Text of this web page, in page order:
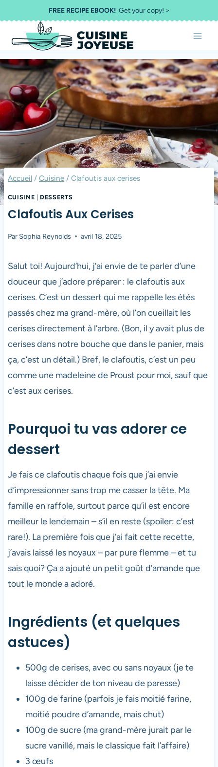
au
contenu
FREE RECIPE EBOOK!Get your copy! >
Accueil / Cuisine / Clafoutis aux cerises
CUISINE DESSERTS
Clafoutis Aux Cerises
Par Sophia Reynolds avril 18, 2025
Salut toi! Aujourd’hui, j’ai envie de te parler d’une
douceur que j’adore préparer : le clafoutis aux
cerises. C’est un dessert qui me rappelle les étés
passés chez ma grand-mère, où l’on cueillait les
cerises directement à l’arbre. (Bon, il y avait plus de
cerises dans notre bouche que dans le panier, mais
ça, c’est un détail.) Bref, le clafoutis, c’est un peu
comme une madeleine de Proust pour moi, sauf que
c’est aux cerises.
Pourquoi tu vas adorer ce
dessert
Je fais ce clafoutis chaque fois que j’ai envie
d’impressionner sans trop me casser la tête. Ma
famille en raffole, surtout parce qu’il est encore
meilleur le lendemain – s’il en reste (spoiler: c’est
rare!). La première fois que j’ai fait cette recette,
j’avais laissé les noyaux – par pure flemme – et tu
sais quoi? Ça a ajouté un petit goût d’amande que
tout le monde a adoré.
Ingrédients (et quelques
astuces)
500g de cerises, avec ou sans noyaux (je te
laisse décider de ton niveau de paresse)
100g de farine (parfois je fais moitié farine,
moitié poudre d’amande, mais chut)
100g de sucre (ma grand-mère jurait par le
sucre vanillé, mais le classique fait l’affaire)
3 œufs